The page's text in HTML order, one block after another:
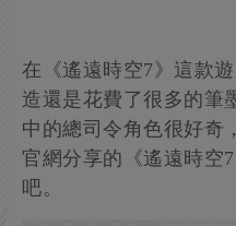
在《遙遠時空7》這款
造還是花費了很多的筆
中的總司令角色很好奇
官網分享的《遙遠時空
吧。